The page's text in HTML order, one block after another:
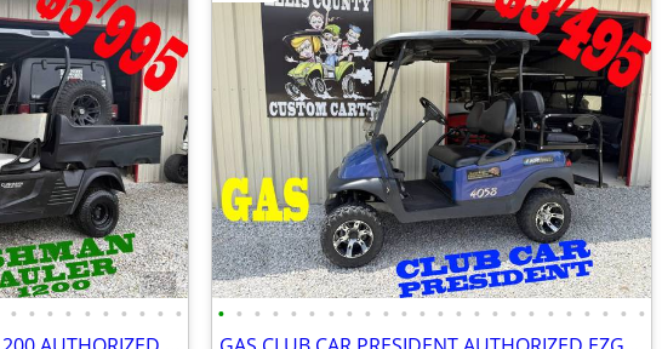
• • • • • • • • • • • • • • • • • • • • • • • • • • • • • • • • • •